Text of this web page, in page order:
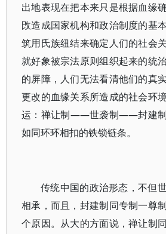
出地表现在把本来只是根据血缘
攺造成国家机构和政治制度的基
筑用氏族纽结来确定人们的社会
就好象被宗法原则组织起来的统
的屏障，人们无法看清他们的真
更改的血缘关系所造成的社会环
运：禅让制——世袭制——封建
如同环环相扣的铁锁链条。
传统中国的政治形态，不但
相承，而且，封建制同专制一尊
个原因。从大的方面说，禅让制